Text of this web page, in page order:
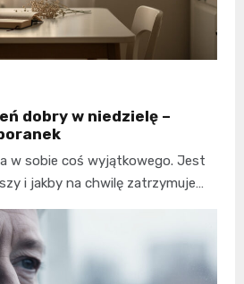
dobry w niedzielę –
w sobie coś wyjątkowego. Jest
i jakby na chwilę zatrzymuje…